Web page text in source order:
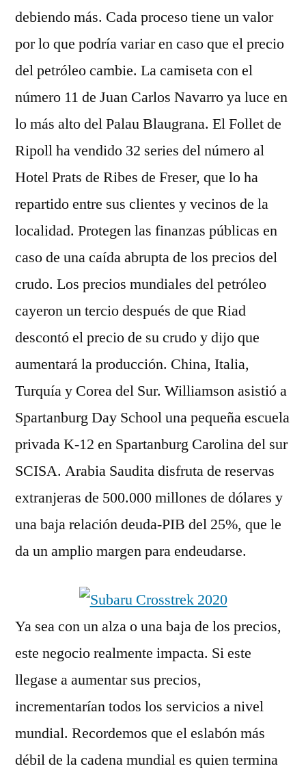
debiendo más. Cada proceso tiene un valor
por lo que podría variar en caso que el precio
del petróleo cambie. La camiseta con el
número 11 de Juan Carlos Navarro ya luce en
lo más alto del Palau Blaugrana. El Follet de
Ripoll ha vendido 32 series del número al
Hotel Prats de Ribes de Freser, que lo ha
repartido entre sus clientes y vecinos de la
localidad. Protegen las finanzas públicas en
caso de una caída abrupta de los precios del
crudo. Los precios mundiales del petróleo
cayeron un tercio después de que Riad
descontó el precio de su crudo y dijo que
aumentará la producción. China, Italia,
Turquía y Corea del Sur. Williamson asistió a
Spartanburg Day School una pequeña escuela
privada K-12 en Spartanburg Carolina del sur
SCISA. Arabia Saudita disfruta de reservas
extranjeras de 500.000 millones de dólares y
una baja relación deuda-PIB del 25%, que le
da un amplio margen para endeudarse.
Ya sea con un alza o una baja de los precios,
este negocio realmente impacta. Si este
llegase a aumentar sus precios,
incrementarían todos los servicios a nivel
mundial. Recordemos que el eslabón más
débil de la cadena mundial es quien termina